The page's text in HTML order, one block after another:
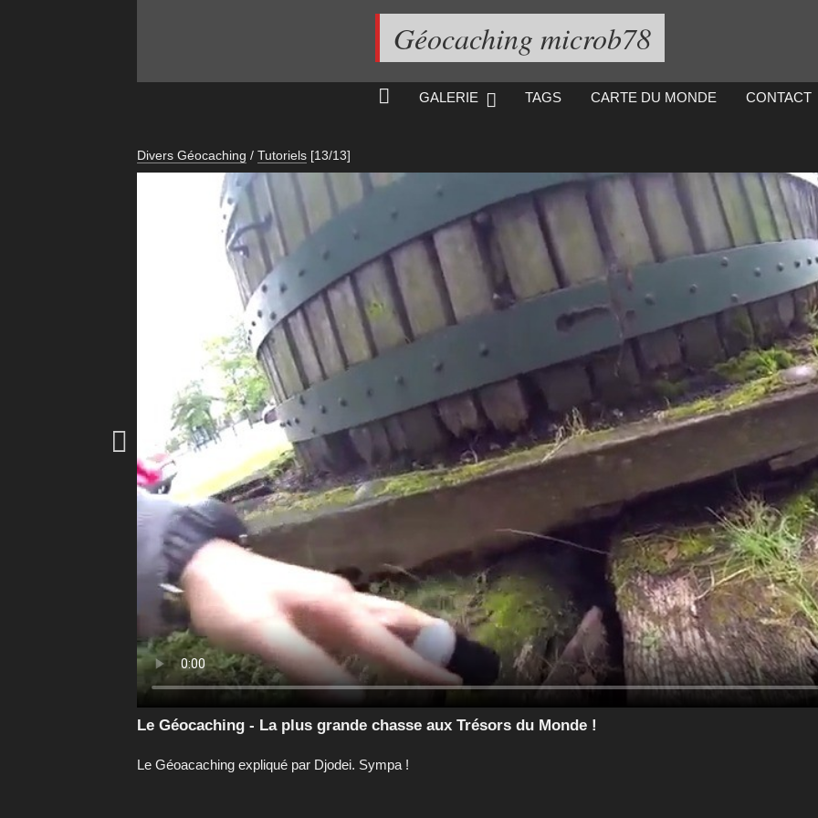
Géocaching microb78
GALERIE TAGS CARTE DU MONDE CONTACT
Divers Géocaching / Tutoriels [13/13]

Le Géocaching - La plus grande chasse aux Trésors du Monde !
Le Géoacaching expliqué par Djodei. Sympa !